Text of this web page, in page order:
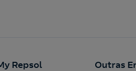
Repsol Outras